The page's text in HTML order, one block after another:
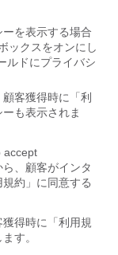
を表示する場合
ックスをオンにし
ルドにプライバシ
客獲得時に「利
も表示されま
accept
、顧客がインタ
約」に同意する
得時に「利用規
す。